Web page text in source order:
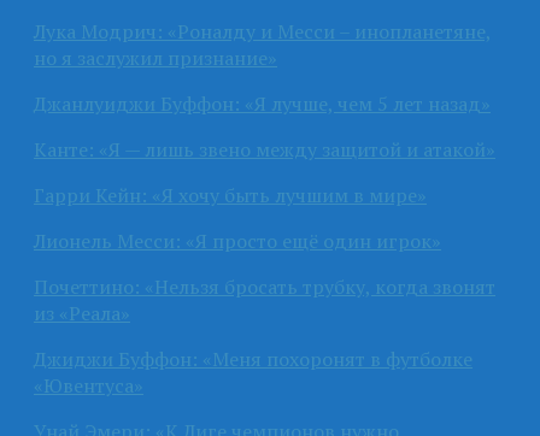
Лука Модрич: «Роналду и Месси – инопланетяне,
но я заслужил признание»
Джанлуиджи Буффон: «Я лучше, чем 5 лет назад»
Канте: «Я — лишь звено между защитой и атакой»
Гарри Кейн: «Я хочу быть лучшим в мире»
Лионель Месси: «Я просто ещё один игрок»
Почеттино: «Нельзя бросать трубку, когда звонят
из «Реала»
Джиджи Буффон: «Меня похоронят в футболке
«Ювентуса»